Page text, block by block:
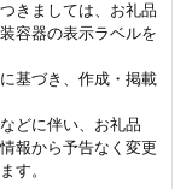
きましては、お礼品
容器の表示ラベルを
基づき、作成・掲載
どに伴い、お礼品
報から予告なく変更
す。